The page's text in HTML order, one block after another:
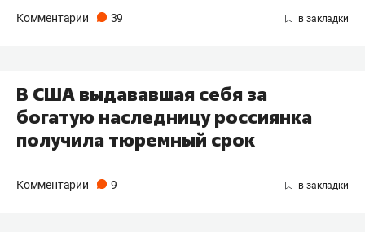
Комментарии 39
В США выдававшая себя за
богатую наследницу россиянка
получила тюремный срок
Комментарии 9